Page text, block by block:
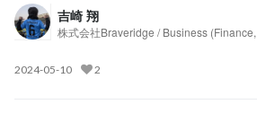
吉崎 翔
株式会社Braveridge / Business
2024-05-10 2